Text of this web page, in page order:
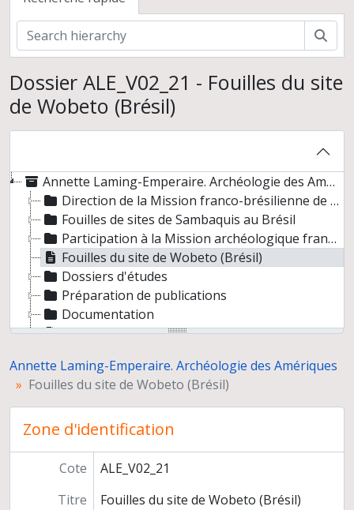
Dossier ALE_V02_21 - Fouilles du site
de Wobeto (Brésil)
Annette Laming-Emperaire. Archéologie des Amériques
Direction de la Mission franco-brésilienne de Lagoa Santa
Fouilles de sites de Sambaquis au Brésil
Participation à la Mission archéologique franco-brésilienne au Piaui
Fouilles du site de Wobeto (Brésil)
Dossiers d'études
Préparation de publications
Documentation
Correspondance
Annette Laming-Emperaire. Archéologie des Amériques
Fouilles du site de Wobeto (Brésil)
Zone d'identification
Cote
ALE_V02_21
Titre
Fouilles du site de Wobeto (Brésil)